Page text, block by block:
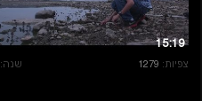
15:19
צפיות: 1279 שנה: